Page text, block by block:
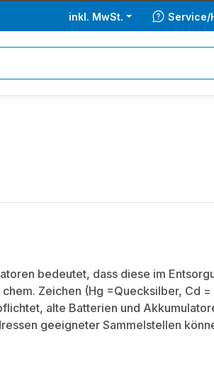
inkl. MwSt. Service/
bedeutet, dass diese im
Zeichen (Hg =Quecksilber, Cd
alte Batterien und
geeigneter Sammelstellen